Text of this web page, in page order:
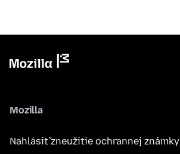
Mozilla
Nahlásiť zneužitie ochrannej známky